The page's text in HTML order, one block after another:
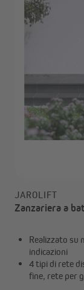
JAROLIFT
Zanzariera a
Realizzato su
indicazioni
4 tipi di rete
fine, rete per